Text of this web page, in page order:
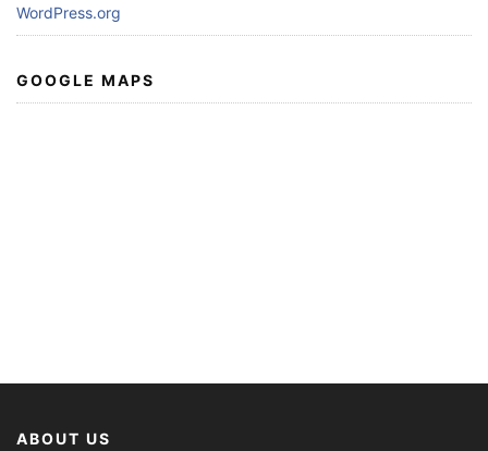
WordPress.org
GOOGLE MAPS
ABOUT US